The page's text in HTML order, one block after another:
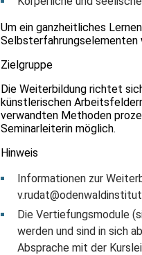
Um ein ganzheitliches
Selbsterfahrungselementen
Zielgruppe
Die Weiterbildung richtet
künstlerischen
verwandten Methoden
Seminarleiterin möglich.
Hinweis
Informationen zur
Die Vertiefungsmodule
werden und sind in sich
Absprache mit der